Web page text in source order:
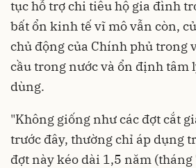
tục hỗ trợ chi tiêu hộ gia đình
bất ổn kinh tế vĩ mô vẫn còn,
chủ động của Chính phủ trong
cầu trong nước và ổn định tâm
dùng.
"Không giống như các đợt cắt
trước đây, thường chỉ áp dụng
đợt này kéo dài 1,5 năm